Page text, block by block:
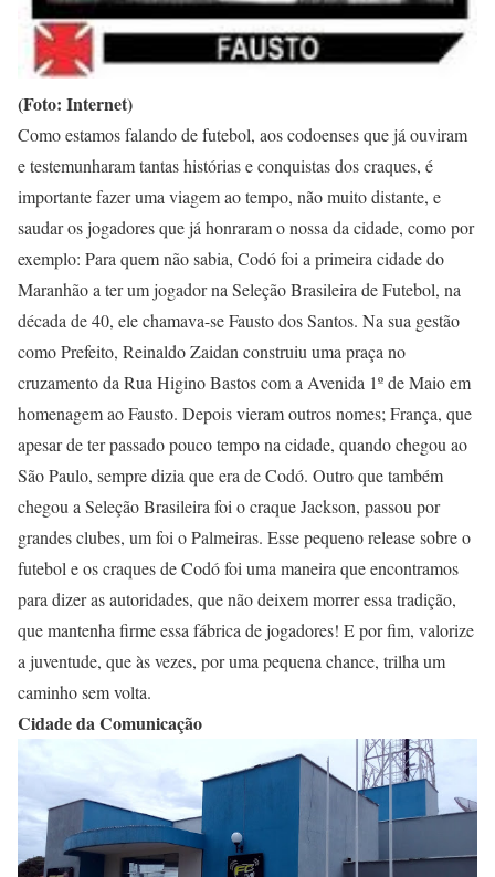
(Foto: Internet)
Como estamos falando de futebol, aos codoenses que já ouviram
e testemunharam tantas histórias e conquistas dos craques, é
importante fazer uma viagem ao tempo, não muito distante, e
saudar os jogadores que já honraram o nossa da cidade, como por
exemplo: Para quem não sabia, Codó foi a primeira cidade do
Maranhão a ter um jogador na Seleção Brasileira de Futebol, na
década de 40, ele chamava-se Fausto dos Santos. Na sua gestão
como Prefeito, Reinaldo Zaidan construiu uma praça no
cruzamento da Rua Higino Bastos com a Avenida 1º de Maio em
homenagem ao Fausto. Depois vieram outros nomes; França, que
apesar de ter passado pouco tempo na cidade, quando chegou ao
São Paulo, sempre dizia que era de Codó. Outro que também
chegou a Seleção Brasileira foi o craque Jackson, passou por
grandes clubes, um foi o Palmeiras. Esse pequeno release sobre o
futebol e os craques de Codó foi uma maneira que encontramos
para dizer as autoridades, que não deixem morrer essa tradição,
que mantenha firme essa fábrica de jogadores! E por fim, valorize
a juventude, que às vezes, por uma pequena chance, trilha um
caminho sem volta.
Cidade da Comunicação